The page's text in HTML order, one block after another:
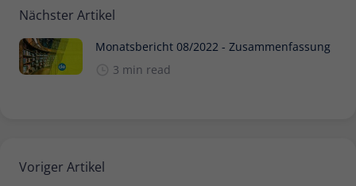
Nächster Artikel
Monatsbericht 08/2022 - Zusammenfassung
3 min read
Voriger Artikel